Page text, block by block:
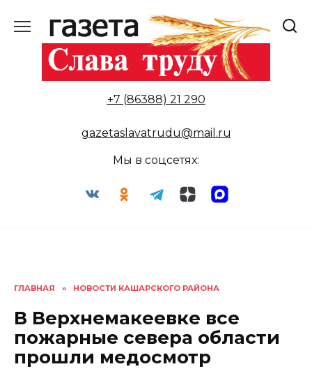
содержанию
+7 (86388) 21 290
gazetaslavatrudu@mail.ru
Мы в соцсетях:
ГЛАВНАЯ » НОВОСТИ КАШАРСКОГО РАЙОНА
В Верхнемакеевке все
пожарные севера области
прошли медосмотр